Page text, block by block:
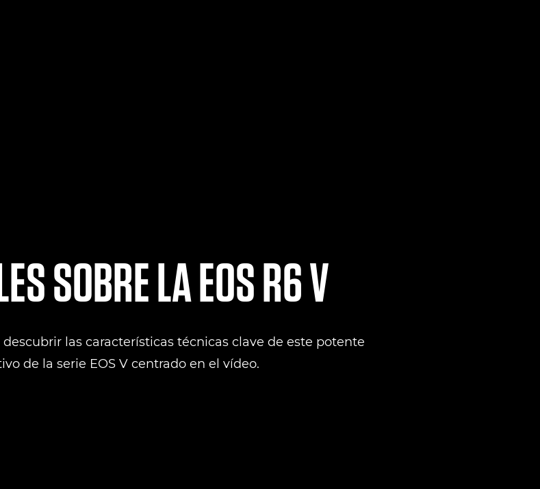
SOBRE LA EOS R6 V
las características técnicas clave de este potente
de la serie EOS V centrado en el vídeo.